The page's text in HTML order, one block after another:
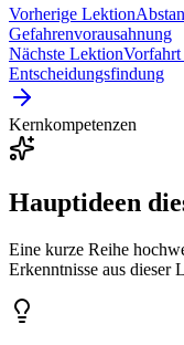
Vorherige Lektion
Gefahrenvorausahnung
Nächste LektionVorfahrt
Entscheidungsfindung
Kernkompetenzen
Hauptideen
Eine kurze Reihe
Erkenntnisse aus dieser